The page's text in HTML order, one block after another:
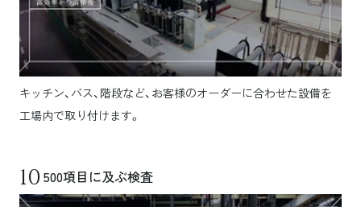
キッチン、バス、階段など、お客様のオーダーに合わせた設備を
工場内で取り付けます。
10 500項目に及ぶ検査